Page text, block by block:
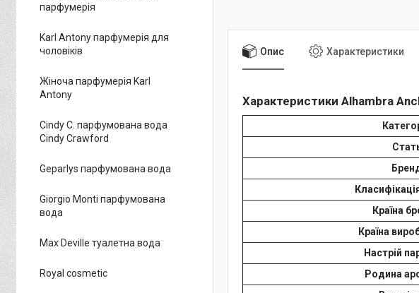
Опис Характеристики
Характеристики Alhambra
Країна
Країна
Настрій
Родина
парфумерія
Karl Antony парфумерія для
чоловіків
Жіноча парфумерія Karl
Antony
Cindy C. парфумована вода
Cindy Crawford
Geparlys парфумована вода
Giorgio Monti парфумована
вода
Max Deville туалетна вода
Royal cosmetic